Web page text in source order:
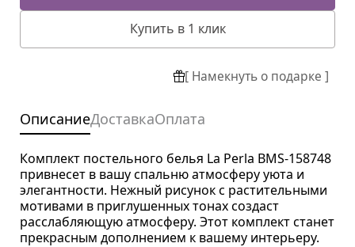
Купить в 1 клик
[ Намекнуть о подарке ]
ОписаниеДоставкаОплата
Комплект постельного белья La Perla BMS-158748
привнесет в вашу спальню атмосферу уюта и
элегантности. Нежный рисунок с растительными
мотивами в приглушенных тонах создаст
расслабляющую атмосферу. Этот комплект станет
прекрасным дополнением к вашему интерьеру.